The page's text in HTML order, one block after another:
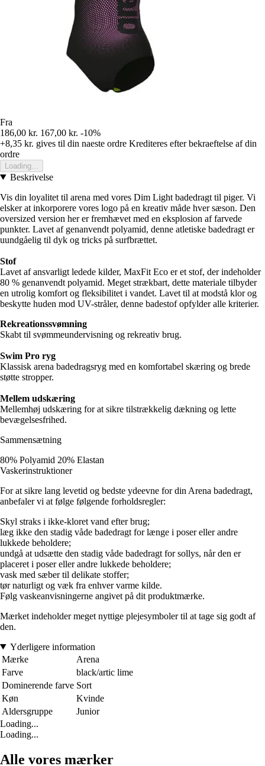
Fra
186,00 kr. 167,00 kr. -10%
+8,35 kr. gives til din naeste ordre Krediteres efter bekraeftelse af din
ordre
Loading...
Beskrivelse
Vis din loyalitet til arena med vores Dim Light badedragt til piger. Vi
elsker at inkorporere vores logo på en kreativ måde hver sæson. Den
oversized version her er fremhævet med en eksplosion af farvede
punkter. Lavet af genanvendt polyamid, denne atletiske badedragt er
uundgåelig til dyk og tricks på surfbrættet.
Stof
Lavet af ansvarligt ledede kilder, MaxFit Eco er et stof, der indeholder
80 % genanvendt polyamid. Meget strækbart, dette materiale tilbyder
en utrolig komfort og fleksibilitet i vandet. Lavet til at modstå klor og
beskytte huden mod UV-stråler, denne badestof opfylder alle kriterier.
Rekreationssvømning
Skabt til svømmeundervisning og rekreativ brug.
Swim Pro ryg
Klassisk arena badedragsryg med en komfortabel skæring og brede
støtte stropper.
Mellem udskæring
Mellemhøj udskæring for at sikre tilstrækkelig dækning og lette
bevægelsesfrihed.
Sammensætning
80% Polyamid 20% Elastan
Vaskerinstruktioner
For at sikre lang levetid og bedste ydeevne for din Arena badedragt,
anbefaler vi at følge følgende forholdsregler:
Skyl straks i ikke-kloret vand efter brug;
læg ikke den stadig våde badedragt for længe i poser eller andre
lukkede beholdere;
undgå at udsætte den stadig våde badedragt for sollys, når den er
placeret i poser eller andre lukkede beholdere;
vask med sæber til delikate stoffer;
tør naturligt og væk fra enhver varme kilde.
Følg vaskeanvisningerne angivet på dit produktmærke.
Mærket indeholder meget nyttige plejesymboler til at tage sig godt af
den.
Yderligere information
Mærke
Arena
Farve
black/artic lime
Dominerende farve Sort
Køn
Kvinde
Aldersgruppe
Junior
Loading...
Loading...
Alle vores mærker